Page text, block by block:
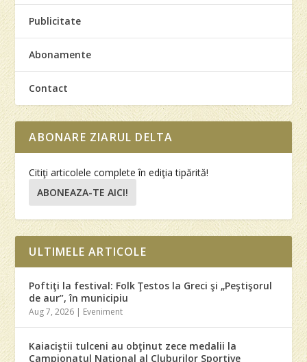
Publicitate
Abonamente
Contact
ABONARE ZIARUL DELTA
Citiţi articolele complete în ediţia tipărită!
ABONEAZA-TE AICI!
ULTIMELE ARTICOLE
Poftiţi la festival: Folk Ţestos la Greci şi „Peştişorul
de aur”, în municipiu
Aug 7, 2026 | Eveniment
Kaiaciştii tulceni au obţinut zece medalii la
Campionatul Naţional al Cluburilor Sportive